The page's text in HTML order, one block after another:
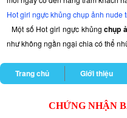
Hot girl ngực khủng chụp ảnh nude
Một số Hot girl ngực khủngchụp
như không ngần ngại chia có thể
Trang chủ Giới thiệu
CHỨNG NHẬN